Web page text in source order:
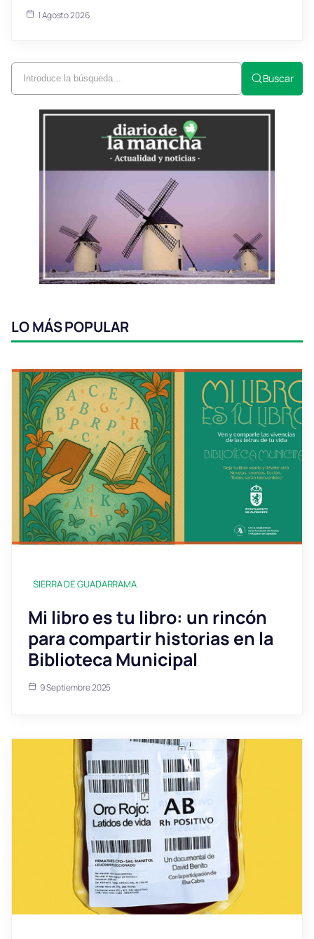
1 Agosto 2026
Buscar
LO MÁS POPULAR
SIERRA DE GUADARRAMA
Mi libro es tu libro: un rincón
para compartir historias en la
Biblioteca Municipal
9 Septiembre 2025